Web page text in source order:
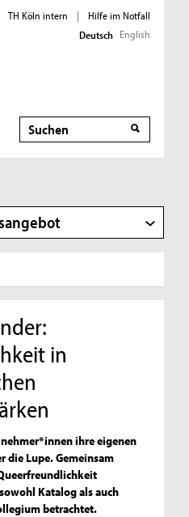
TH Köln intern |
Hilfe im Notfall
Deutsch English
Suche
in
ihre eigenen
die Lupe. Gemeinsam
Katalog als auch
betrachtet.